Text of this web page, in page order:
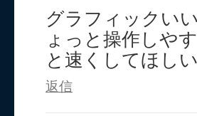
グラフィックい
ょっと操作しや
と速くしてほしい
返信